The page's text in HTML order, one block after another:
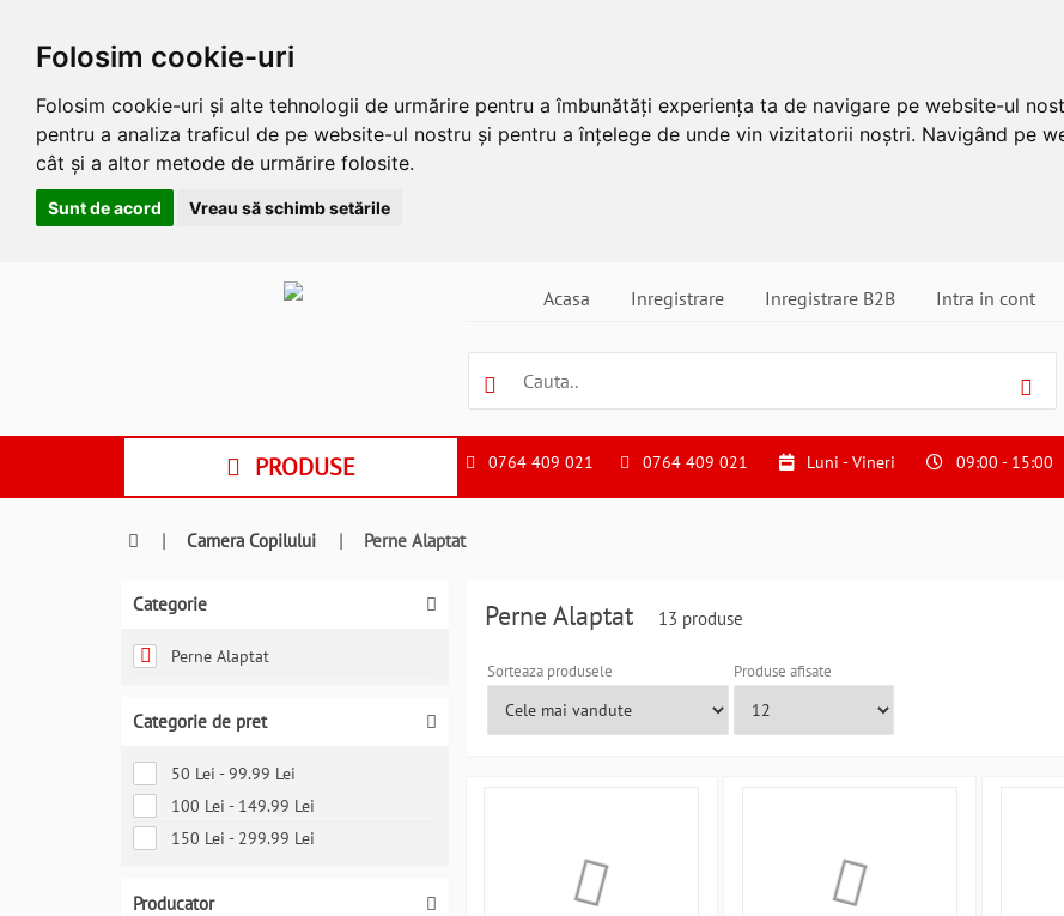
Folosim cookie-uri
Folosim cookie-uri și alte tehnologii de urmărire pentru a îmbunătăți experiența ta de navigare pe website-ul
pentru a analiza traficul de pe website-ul nostru și pentru a înțelege de unde vin vizitatorii noștri. Navigând pe
cât și a altor metode de urmărire folosite.
Sunt de acord Vreau să schimb setările
a
Acasa Inregistrare Inregistrare B2B Intra in cont
PRODUSE 0764 409 021 0764 409 021 Luni - Vineri 09:00 - 15:00
| Camera Copilului | Perne Alaptat
Categorie
Perne Alaptat
Categorie de pret
50 Lei - 99.99 Lei
100 Lei - 149.99 Lei
150 Lei - 299.99 Lei
Producator
Perne Alaptat 13 produse
Sorteaza produsele Produse afisate